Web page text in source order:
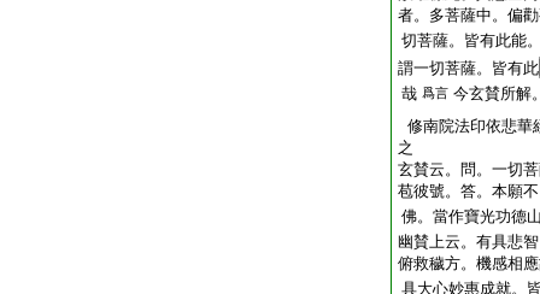
者。多菩薩中。偏
切菩薩。皆有此能
謂一切菩薩。皆有此
哉 爲言 今玄賛所解
修南院法印依悲華
之
玄賛云。問。一切
苞彼號。答。本願
佛。當作寶光功德
幽賛上云。有具悲
俯救穢方。機感相
具大心妙惠成就。